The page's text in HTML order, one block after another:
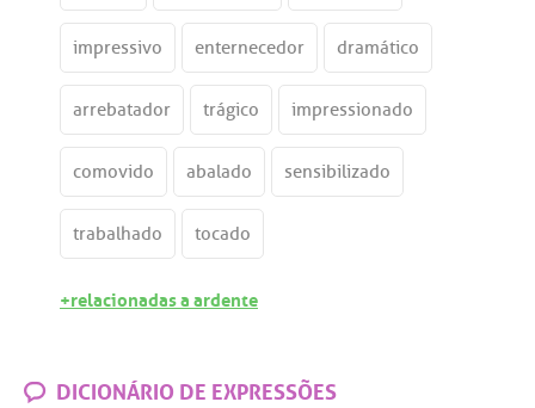
impressivo enternecedor dramático
arrebatador trágico impressionado
comovido abalado sensibilizado
trabalhado tocado
+relacionadas a ardente
DICIONÁRIO DE EXPRESSÕES